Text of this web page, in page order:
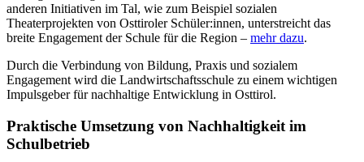
anderen Initiativen im Tal, wie zum Beispiel sozialen
Theaterprojekten von Osttiroler Schüler:innen, unterstreicht das
breite Engagement der Schule für die Region – mehr dazu.
Durch die Verbindung von Bildung, Praxis und sozialem
Engagement wird die Landwirtschaftsschule zu einem wichtigen
Impulsgeber für nachhaltige Entwicklung in Osttirol.
Praktische Umsetzung von Nachhaltigkeit im
Schulbetrieb